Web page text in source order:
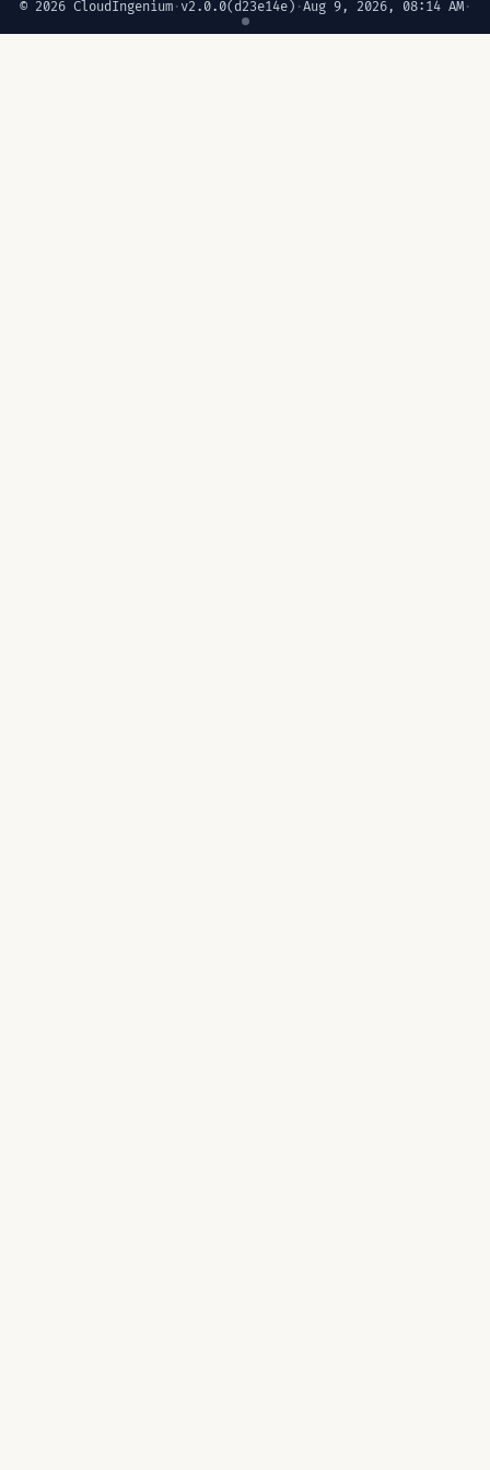
© 2026 CloudIngenium· v2.0.0(d23e14e) ·Aug 9, 2026, 08:14 AM·